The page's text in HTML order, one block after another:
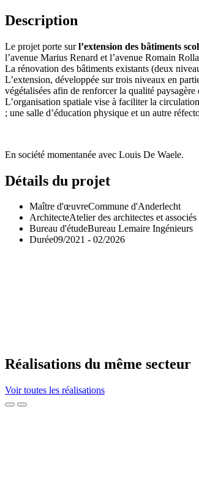
Description
Le projet porte surl’extension des bâtiments
l’avenue Marius Renard et l’avenue Romain
La rénovation des bâtiments existants (deux
L’extension, développée sur trois niveaux en
végétalisées afin de renforcer la qualité paysagère
L’organisation spatiale vise à faciliter la
; une salle d’éducation physique et un autre
En société momentanée avec Louis De Waele.
Détails du projet
Maître d'œuvreCommune d'Anderlecht
ArchitecteAtelier des architectes et associés
Bureau d'étudeBureau Lemaire Ingénieurs
Durée09/2021 - 02/2026
Réalisations du même secteur
Voir toutes les réalisations